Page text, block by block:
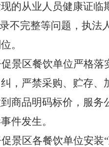
的从业人员健康证临
不完整等问题，执法
。
景区餐饮单位严格落
，严禁采购、贮存、
商品明码标价，服务
件发生。
景区各餐饮单位安装“